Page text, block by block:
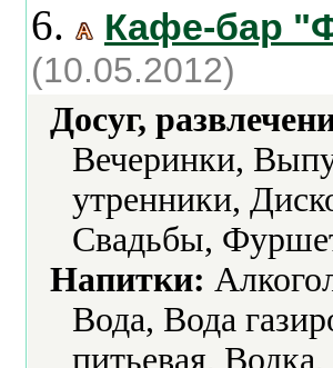
6. Кафе-бар
(10.05.2012)
Досуг,
Вечеринки,
утренники,
Свадьбы,
Напитки:
Вода, Вода
питьевая,